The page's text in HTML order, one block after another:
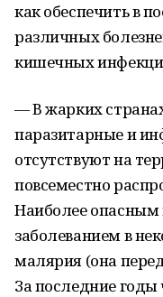
как обеспечить в
различных
кишечных
— В жарких
паразитарные и
отсутствуют на
повсеместно
Наиболее
заболеванием в
малярия (она
За последние годы